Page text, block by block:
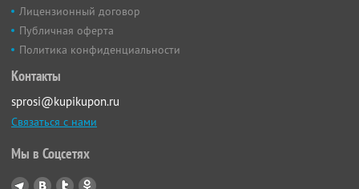
Лицензионный договор
Публичная оферта
Политика конфиденциальности
Контакты
sprosi@kupikupon.ru
Связаться с нами
Мы в Соцсетях